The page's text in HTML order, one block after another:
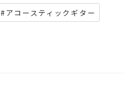
#アコースティックギター